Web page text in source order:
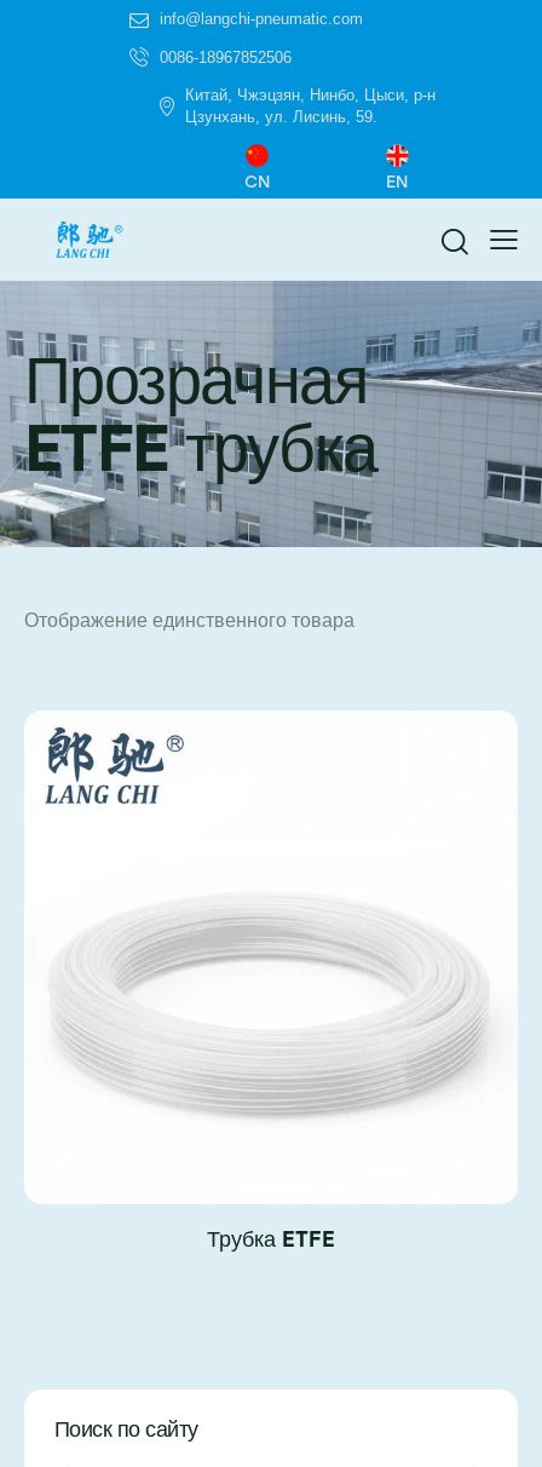
info@langchi-pneumatic.com
0086-18967852506
Китай, Чжэцзян, Нинбо, Цыси, р-н
Цзунхань, ул. Лисинь, 59.
CN EN
Прозрачная
ETFE трубка
Отображение единственного товара
Трубка ETFE
Поиск по сайту